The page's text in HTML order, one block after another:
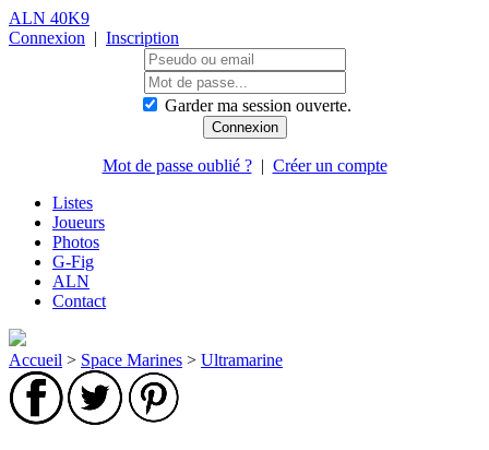
ALN 40K9
Connexion | Inscription
Garder ma session ouverte.
Mot de passe oublié ?| Créer un compte
Listes
Joueurs
Photos
G-Fig
ALN
Contact
Accueil > Space Marines > Ultramarine